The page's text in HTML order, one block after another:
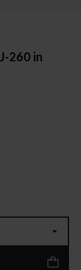
260 in